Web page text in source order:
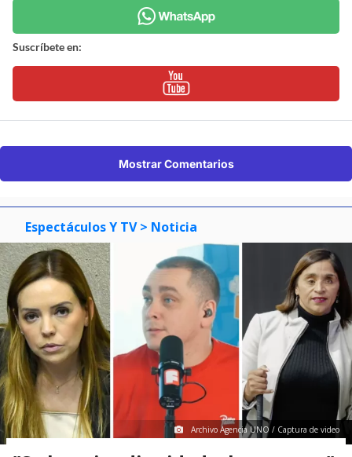
Suscríbete en:
Mostrar Comentarios
Espectáculos Y TV > Noticia
Archivo Agencia UNO / Captura de video